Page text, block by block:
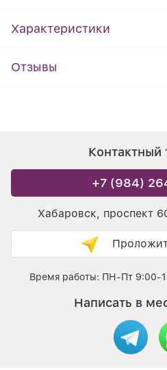
Характеристики
Отзывы
Контактный
+7 (984)
Хабаровск, проспект
Время работы: ПН-Пт 9:00-
Написать в